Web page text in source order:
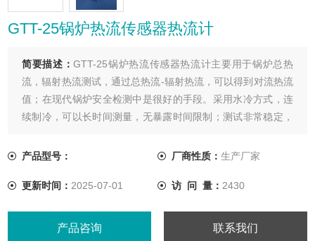
GTT-25锅炉热流传感器热流计
简要描述：GTT-25锅炉热流传感器热流计主要用于锅炉总热
流，辐射热流测试，通过总热流-辐射热流，可以得到对流热流
值；在现代锅炉安全检测中是很好的手段。采用水冷方式，连
续制冷，可以长时间测量，无暴露时间限制；测试非常稳定，
产品型号：
厂商性质： 生产厂家
更新时间： 2025-07-01 访 问 量： 2430
产品咨询 联系我们